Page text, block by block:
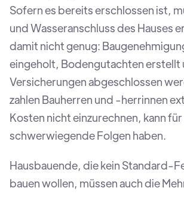
Sofern es bereits erschlossen ist,
und Wasseranschluss des Hauses
damit nicht genug:
eingeholt, Bodengutachten erstellt
Versicherungen abgeschlossen
zahlen Bauherren und -herrinnen
Kosten nicht einzurechnen, kann
schwerwiegende Folgen haben.
Hausbauende, die kein Standard-
bauen wollen, müssen auch die